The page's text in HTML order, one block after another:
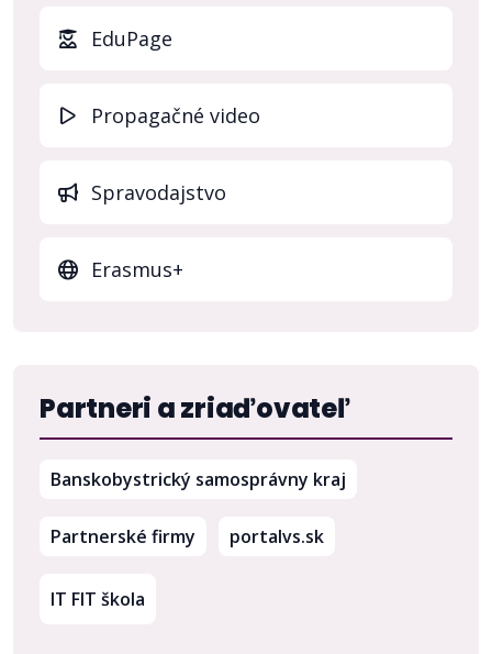
EduPage
Propagačné video
Spravodajstvo
Erasmus+
Partneri a zriaďovateľ
Banskobystrický samosprávny kraj
Partnerské firmy portalvs.sk(otvorí sa v novom
IT FIT škola